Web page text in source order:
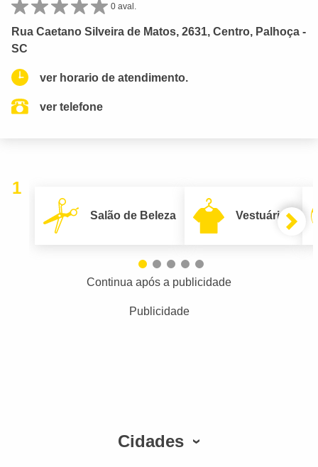
0 aval.
Rua Caetano Silveira de Matos, 2631, Centro, Palhoça -
SC
ver horario de atendimento.
ver telefone
1
Salão de Beleza Vestuário
Continua após a publicidade
Publicidade
Cidades